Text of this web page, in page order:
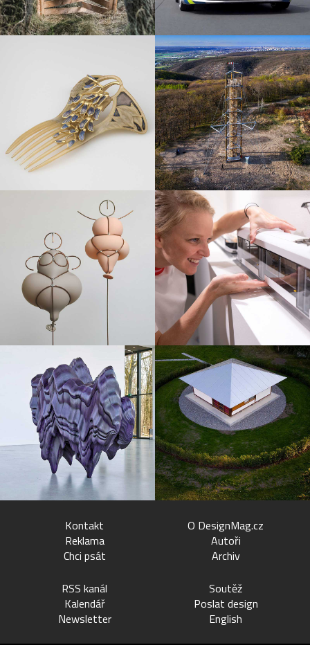
Kontakt
Reklama
Chci psát
O DesignMag.cz
Autoři
Archiv
RSS kanál
Kalendář
Newsletter
Soutěž
Poslat design
English